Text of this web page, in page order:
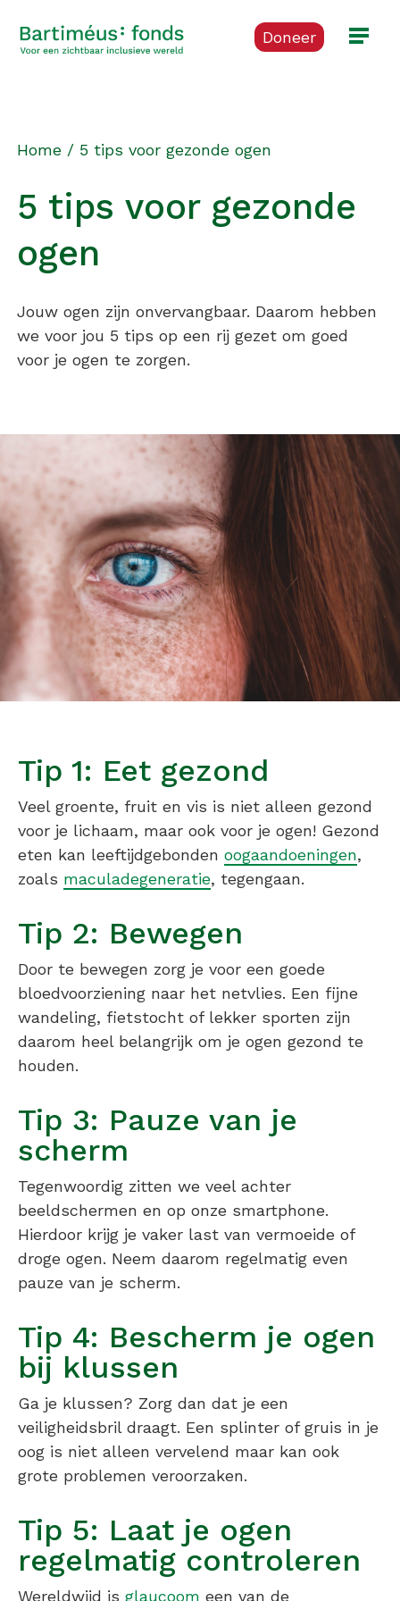
Doneer
Home / 5 tips voor gezonde ogen
5 tips voor gezonde
ogen
Jouw ogen zijn onvervangbaar. Daarom hebben
we voor jou 5 tips op een rij gezet om goed
voor je ogen te zorgen.
Tip 1: Eet gezond
Veel groente, fruit en vis is niet alleen gezond
voor je lichaam, maar ook voor je ogen! Gezond
eten kan leeftijdgebonden oogaandoeningen,
zoals maculadegeneratie, tegengaan.
Tip 2: Bewegen
Door te bewegen zorg je voor een goede
bloedvoorziening naar het netvlies. Een fijne
wandeling, fietstocht of lekker sporten zijn
daarom heel belangrijk om je ogen gezond te
houden.
Tip 3: Pauze van je
scherm
Tegenwoordig zitten we veel achter
beeldschermen en op onze smartphone.
Hierdoor krijg je vaker last van vermoeide of
droge ogen. Neem daarom regelmatig even
pauze van je scherm.
Tip 4: Bescherm je ogen
bij klussen
Ga je klussen? Zorg dan dat je een
veiligheidsbril draagt. Een splinter of gruis in je
oog is niet alleen vervelend maar kan ook
grote problemen veroorzaken.
Tip 5: Laat je ogen
regelmatig controleren
Wereldwijd is glaucoom een van de